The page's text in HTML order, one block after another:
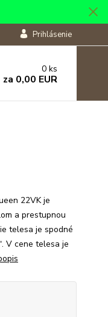
Prihlásenie
0 ks
za 0,00 EUR
22VK je
a prestupnou
telesa je spodné
V cene telesa je